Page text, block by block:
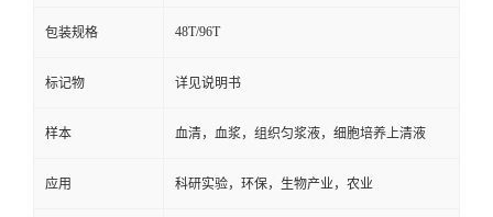
包装规格 48T/96T
标记物 详见说明书
样本 血清，血浆，组织匀浆液，细胞培养上清液
应用 科研实验，环保，生物产业，农业